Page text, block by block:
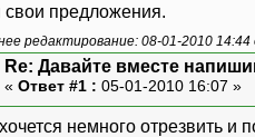
предложения.
редактирование: 08-01-2010
Re: Давайте вместе
« Ответ #1 : 05-01-2010 16:07 »
немного отрезвить и